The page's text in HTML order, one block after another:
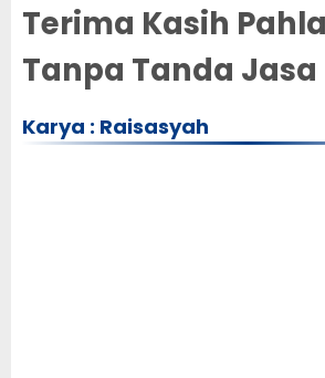
Terima Kasih
Tanpa Tanda Jasa
Karya : Raisasyah